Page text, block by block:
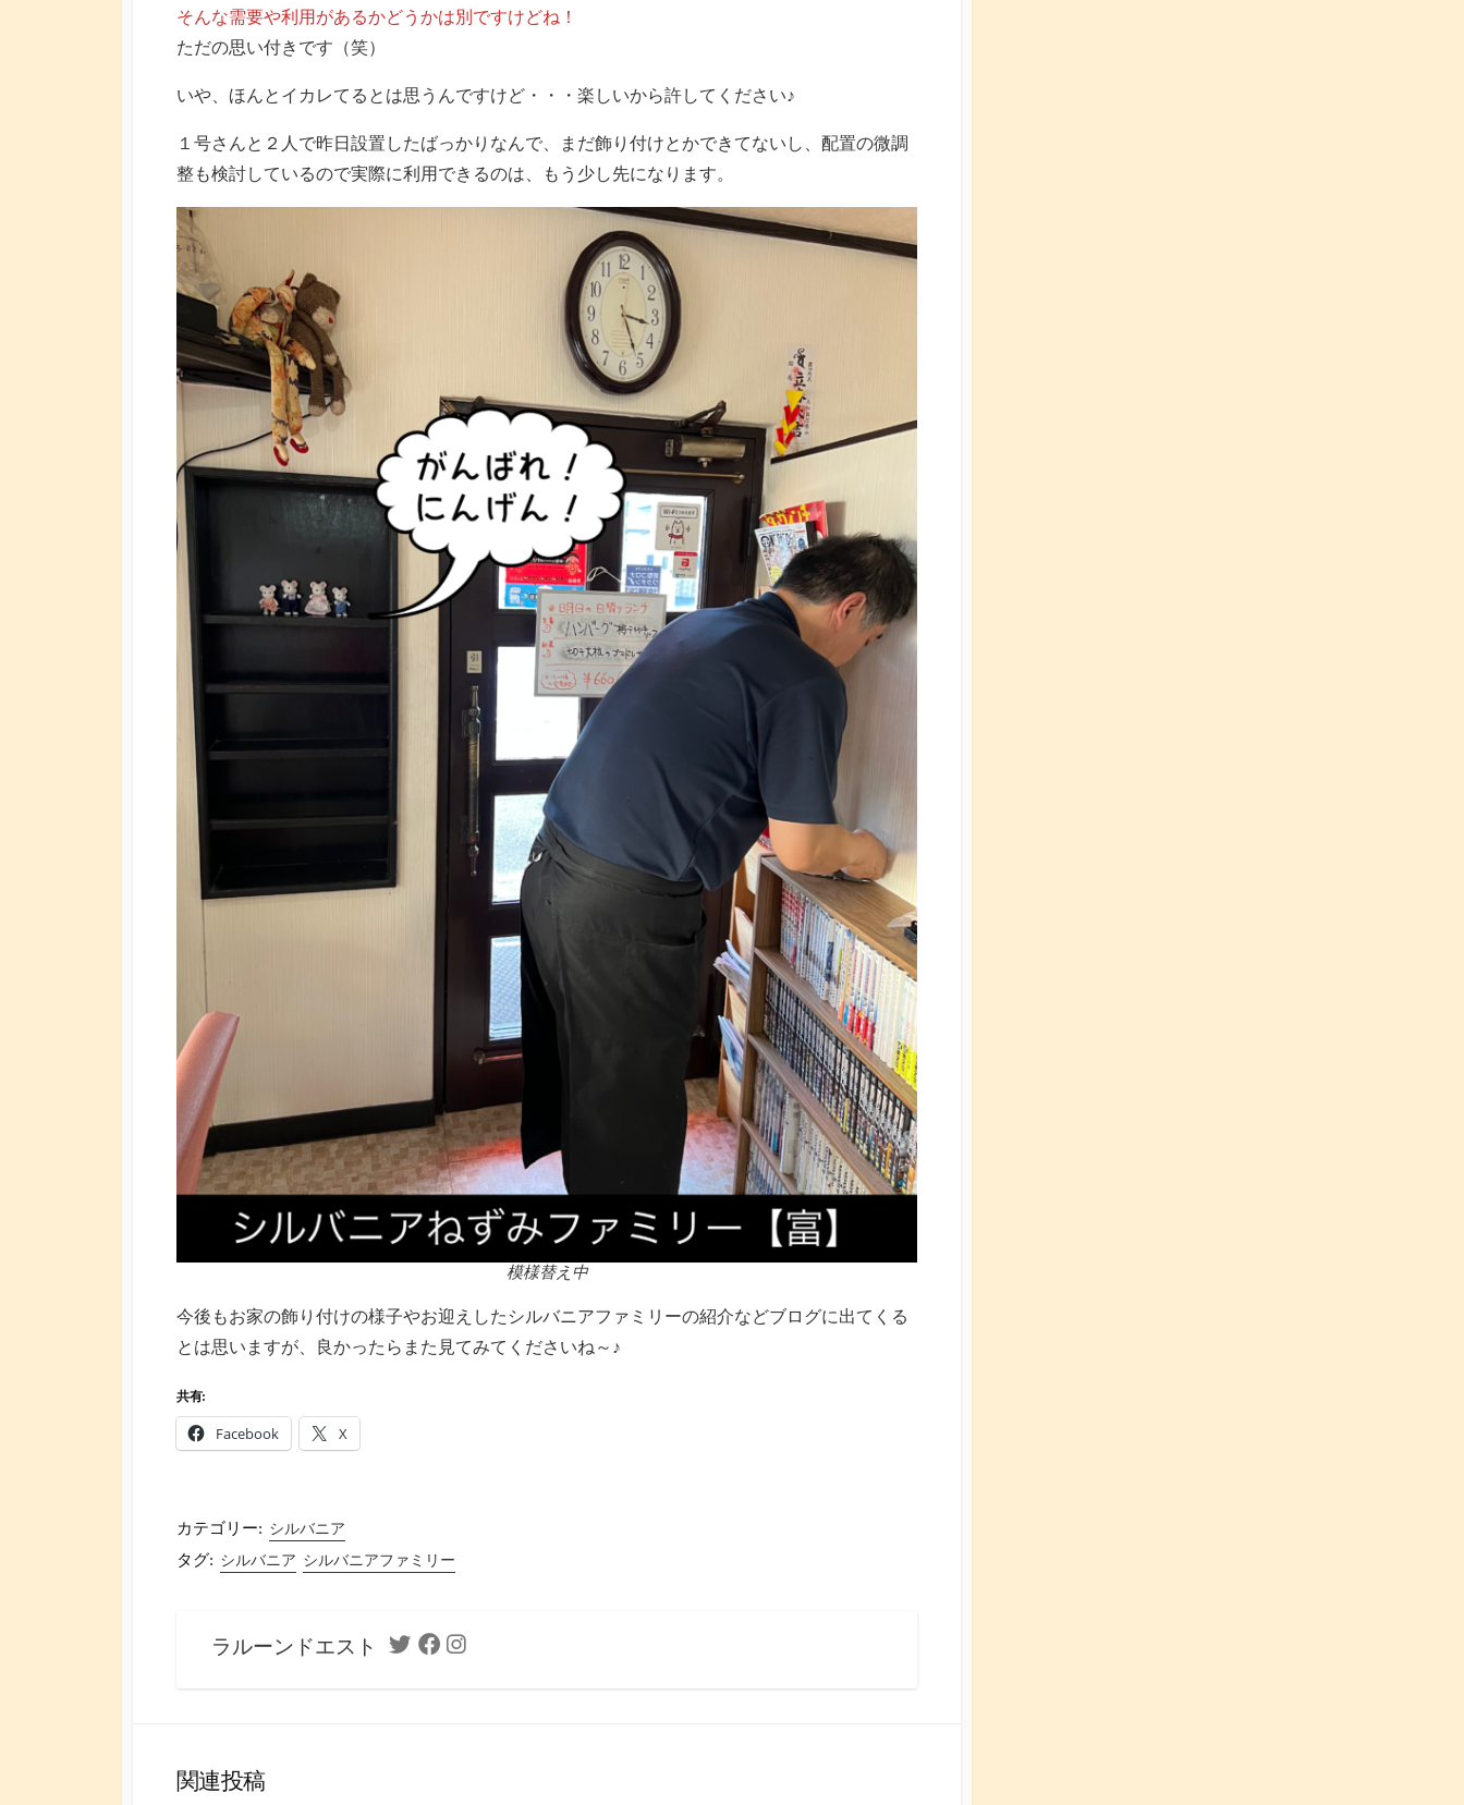
そんな需要や利用があるかどうかは別ですけどね！
ただの思い付きです（笑）
いや、ほんとイカレてるとは思うんですけど・・・楽しいから許してください♪
１号さんと２人で昨日設置したばっかりなんで、まだ飾り付けとかできてないし、配置の微調
整も検討しているので実際に利用できるのは、もう少し先になります。
模様替え中
今後もお家の飾り付けの様子やお迎えしたシルバニアファミリーの紹介などブログに出てくる
とは思いますが、良かったらまた見てみてくださいね～♪
共有:
Facebook X
カテゴリー: シルバニア
タグ: シルバニア シルバニアファミリー
ラルーンドエスト TwitterFacebookInstagram
関連投稿